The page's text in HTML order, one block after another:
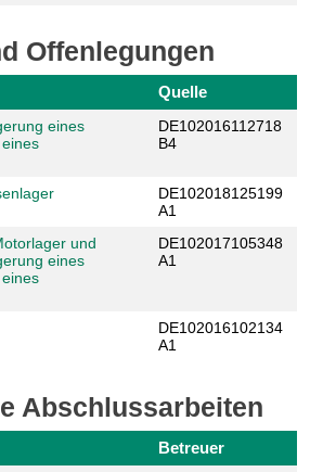
Offenlegungen
Quelle
eines
DE102016112718
B4
DE102018125199
A1
und
eines
DE102017105348
A1
DE102016102134
A1
Abschlussarbeiten
Betreuer